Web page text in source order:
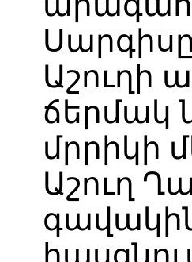
Աշուղի
ճերմակ
մրրիկի
Աշուղ